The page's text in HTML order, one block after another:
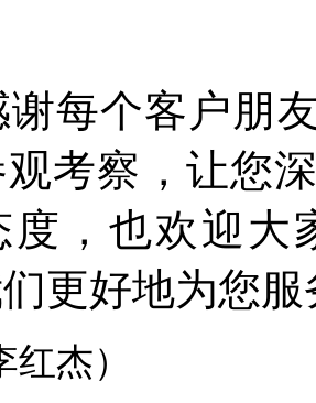
谢每个客户朋
考察，让您
度，也欢迎大
更好地为您服
红杰）